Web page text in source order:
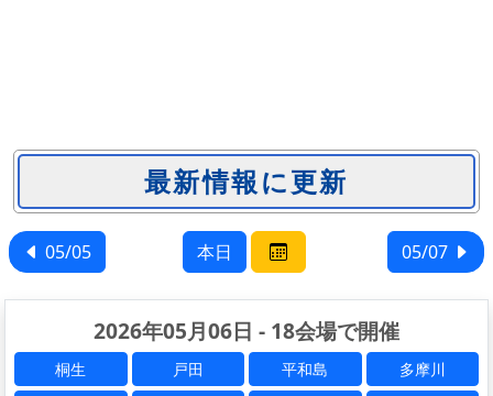
05/05 本日 05/07
2026年05月06日 - 18会場で開催
桐生 戸田 平和島
多摩川